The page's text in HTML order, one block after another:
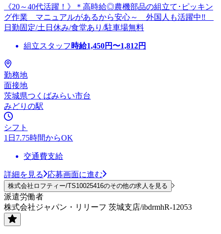
《20～40代活躍！》＊高時給◎農機部品の組立て･ピッキン
グ作業 マニュアルがあるから安心～ 外国人も活躍中‼
日勤固定/土日休み/食堂あり/駐車場無料
組立スタッフ 時給1,450円〜1,812円
勤務地
面接地
茨城県つくばみらい市台
みどりの駅
シフト
1日7.75時間からOK
交通費支給
詳細を見る 応募画面に進む
株式会社ロフティー/TS10025416のその他の求人を見る
派遣労働者
株式会社ジャパン・リリーフ 茨城支店/ibdrmhR-12053